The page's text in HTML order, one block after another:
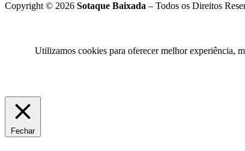
Copyright © 2026 Sotaque Baixada – Todos os Direitos
Utilizamos cookies para oferecer melhor experiência,
Fechar